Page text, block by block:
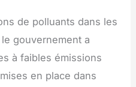
de polluants dans les
gouvernement a
à faibles émissions
en place dans